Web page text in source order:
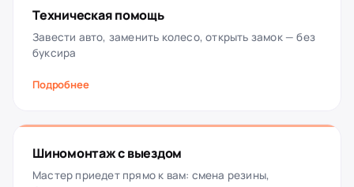
Техническая помощь
Завести авто, заменить колесо, открыть замок — без
буксира
Подробнее
Шиномонтаж с выездом
Мастер приедет прямо к вам: смена резины,